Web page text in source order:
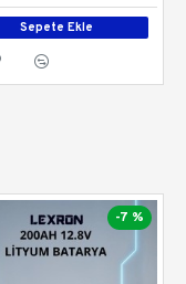
Sepete Ekle
-7 %